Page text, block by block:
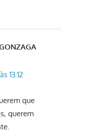
13:12
que
querem